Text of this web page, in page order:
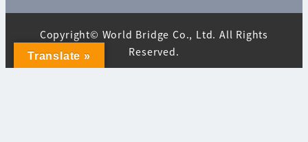
Copyright© World Bridge Co., Ltd. All Rights
Reserved.
Translate »